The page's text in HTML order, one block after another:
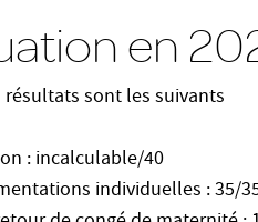
en
sont les suivants
: incalculable/40
individuelles : 35/